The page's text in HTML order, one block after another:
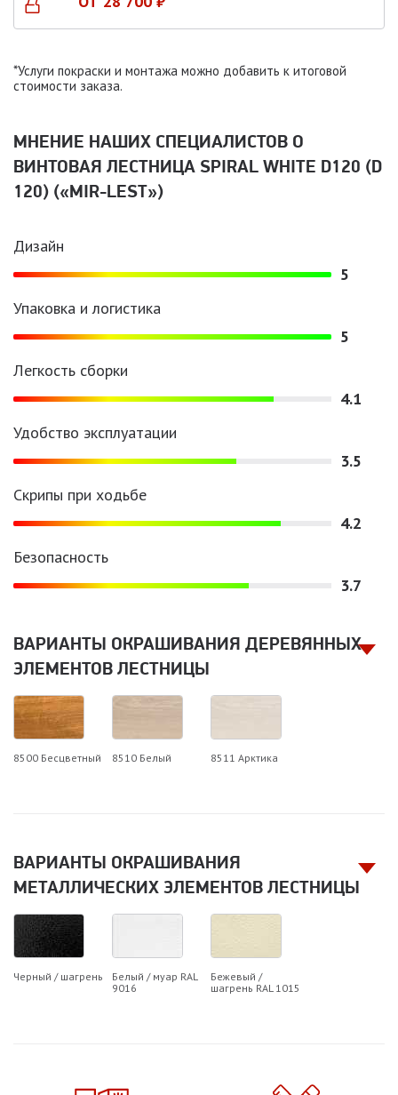
*Услуги покраски и монтажа можно добавить к итоговой
стоимости заказа.
МНЕНИЕ НАШИХ СПЕЦИАЛИСТОВ O
ВИНТОВАЯ ЛЕСТНИЦА SPIRAL WHITE D120 (D
120) («MIR-LEST»)
Дизайн
5
Упаковка и логистика
5
Легкость сборки
4.1
Удобство эксплуатации
3.5
Скрипы при ходьбе
4.2
Безопасность
3.7
ВАРИАНТЫ ОКРАШИВАНИЯ ДЕРЕВЯННЫХ
ЭЛЕМЕНТОВ ЛЕСТНИЦЫ
8500 Бесцветный 8510 Белый 8511 Арктика
ВАРИАНТЫ ОКРАШИВАНИЯ
МЕТАЛЛИЧЕСКИХ ЭЛЕМЕНТОВ ЛЕСТНИЦЫ
Черный / шагрень
Белый / муар RAL
9016
Бежевый /
шагрень RAL 1015